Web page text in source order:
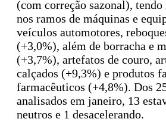
(com correção sazonal),
nos ramos de máquinas e
veículos automotores,
(+3,0%), além de borracha e
(+3,7%), artefatos de couro,
calçados (+9,3%) e produtos
farmacêuticos (+4,8%). Dos
analisados em janeiro, 13
neutros e 1 desacelerando.